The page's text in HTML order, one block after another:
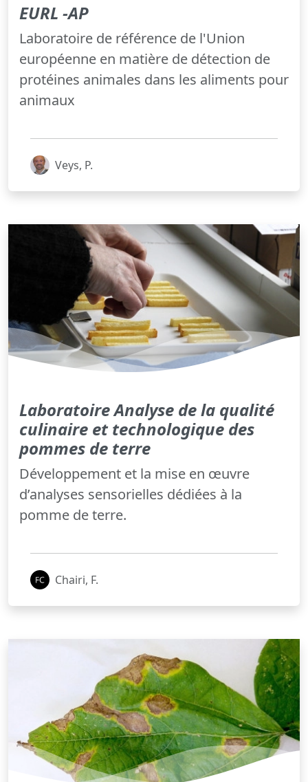
EURL -AP
Laboratoire de référence de l'Union
européenne en matière de détection de
protéines animales dans les aliments pour
animaux
Veys, P.
Laboratoire Analyse de la qualité
culinaire et technologique des
pommes de terre
Développement et la mise en œuvre
d’analyses sensorielles dédiées à la
pomme de terre.
Chairi, F.